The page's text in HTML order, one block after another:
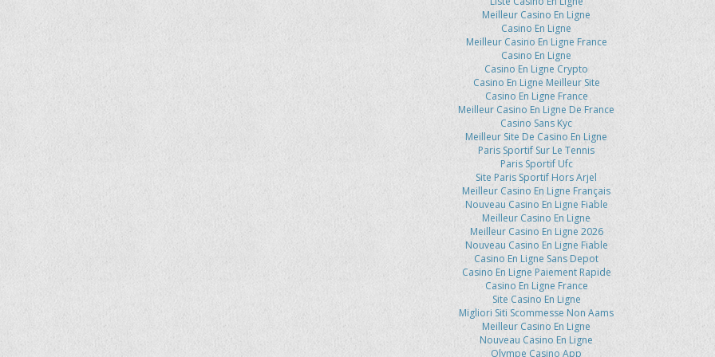
Meilleur Casino En Ligne
Casino En Ligne
Meilleur Casino En Ligne France
Casino En Ligne
Casino En Ligne Crypto
Casino En Ligne Meilleur Site
Casino En Ligne France
Meilleur Casino En Ligne De France
Casino Sans Kyc
Meilleur Site De Casino En Ligne
Paris Sportif Sur Le Tennis
Paris Sportif Ufc
Site Paris Sportif Hors Arjel
Meilleur Casino En Ligne Français
Nouveau Casino En Ligne Fiable
Meilleur Casino En Ligne
Meilleur Casino En Ligne 2026
Nouveau Casino En Ligne Fiable
Casino En Ligne Sans Depot
Casino En Ligne Paiement Rapide
Casino En Ligne France
Site Casino En Ligne
Migliori Siti Scommesse Non Aams
Meilleur Casino En Ligne
Nouveau Casino En Ligne
Olympe Casino App